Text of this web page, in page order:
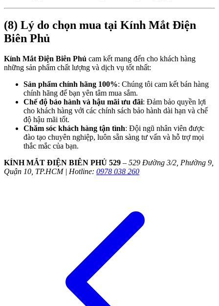
(8) Lý do chọn mua tại Kính Mắt Điện
Biên Phủ
Kính Mắt Điện Biên Phủ cam kết mang đến cho khách hàng
những sản phẩm chất lượng và dịch vụ tốt nhất:
Sản phẩm chính hãng 100%: Chúng tôi cam kết bán hàng
chính hãng để bạn yên tâm mua sắm.
Chế độ bảo hành và hậu mãi ưu đãi: Đảm bảo quyền lợi
cho khách hàng với các chính sách bảo hành dài hạn và chế
độ hậu mãi tốt.
Chăm sóc khách hàng tận tình: Đội ngũ nhân viên được
đào tạo chuyên nghiệp, luôn sẵn sàng tư vấn và hỗ trợ mọi
thắc mắc của bạn.
KÍNH MẮT ĐIỆN BIÊN PHỦ 529 – 529 Đường 3/2, Phường 9,
Quận 10, TP.HCM | Hotline: 0978 038 260